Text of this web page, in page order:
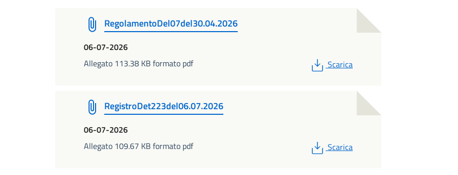
RegolamentoDel07del30.04.2026
06-07-2026
Allegato 113.38 KB formato pdf
PDF
Scarica
RegistroDet223del06.07.2026
06-07-2026
Allegato 109.67 KB formato pdf
PDF
Scarica